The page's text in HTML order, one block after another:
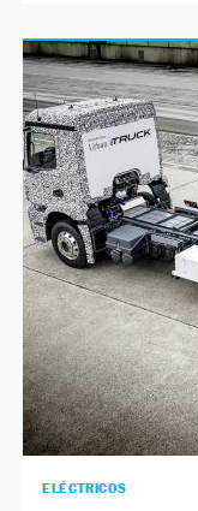
ELÉCTRICOS